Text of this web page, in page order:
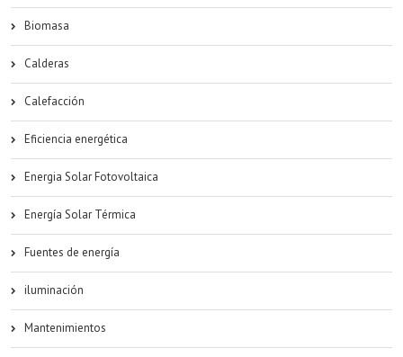
Biomasa
Calderas
Calefacción
Eficiencia energética
Energia Solar Fotovoltaica
Energía Solar Térmica
Fuentes de energía
iluminación
Mantenimientos